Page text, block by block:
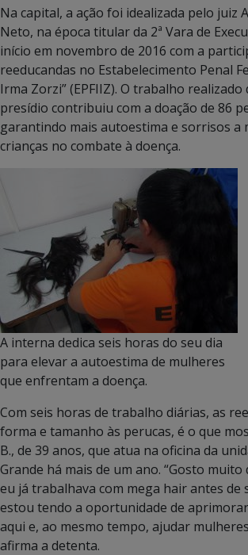
Na capital, a ação foi idealizada pelo juiz
Neto, na época titular da 2ª Vara de
início em novembro de 2016 com a
reeducandas no Estabelecimento Penal
Irma Zorzi” (EPFIIZ). O trabalho
presídio contribuiu com a doação de 86
garantindo mais autoestima e sorrisos a
crianças no combate à doença.
A interna dedica seis horas do seu dia
para elevar a autoestima de mulheres
que enfrentam a doença.
Com seis horas de trabalho diárias, as
forma e tamanho às perucas, é o que
B., de 39 anos, que atua na oficina da
Grande há mais de um ano. “Gosto
eu já trabalhava com mega hair antes de
estou tendo a oportunidade de
aqui e, ao mesmo tempo, ajudar
afirma a detenta.